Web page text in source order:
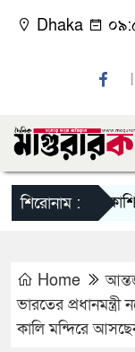
Dhaka
শিরোনাম :কাশিয়ানীর
Home
ভারতের প্রধানমন্ত্রী
কালি মন্দিরে